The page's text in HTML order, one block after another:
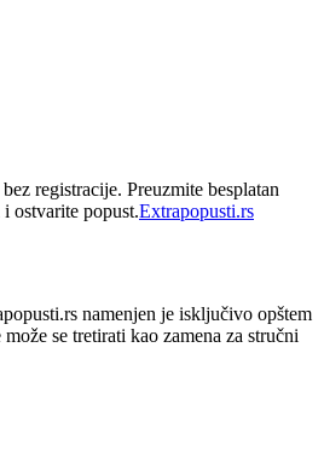
registracije. Preuzmite besplatan
ostvarite popust.Extrapopusti.rs
namenjen je isključivo opštem
se tretirati kao zamena za stručni